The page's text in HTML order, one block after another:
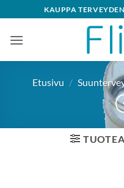
to
content
KAUPPA
Etusivu /